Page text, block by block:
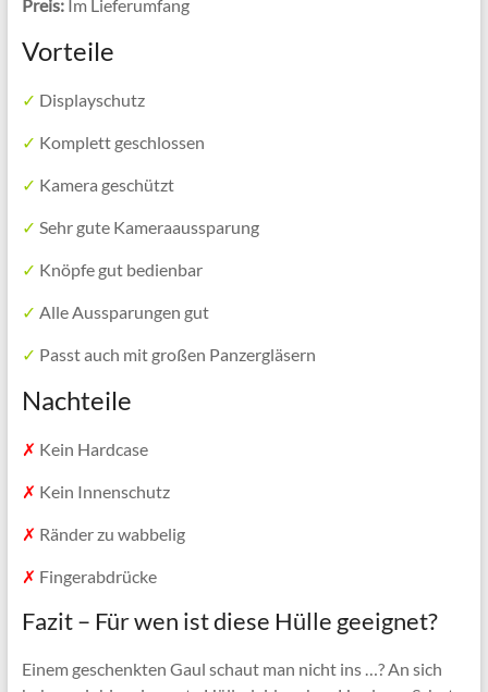
Preis:Im Lieferumfang
Vorteile
✓ Displayschutz
✓ Komplett geschlossen
✓ Kamera geschützt
✓ Sehr gute Kameraaussparung
✓ Knöpfe gut bedienbar
✓ Alle Aussparungen gut
✓ Passt auch mit großen Panzergläsern
Nachteile
✗ Kein Hardcase
✗ Kein Innenschutz
✗ Ränder zu wabbelig
✗ Fingerabdrücke
Fazit – Für wen ist diese Hülle geeignet?
Einem geschenkten Gaul schaut man nicht ins …? An sich